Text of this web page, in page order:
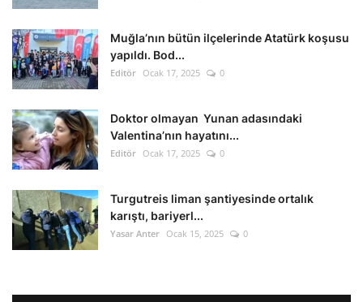
Muğla’nın bütün ilçelerinde Atatürk koşusu
yapıldı. Bod...
Editör Ocak 17, 2025 0
Doktor olmayan Yunan adasındaki
Valentina’nın hayatını...
Editör Ocak 17, 2025 0
Turgutreis liman şantiyesinde ortalık
karıştı, bariyerl...
Yasar Anter Ocak 15, 2025 0